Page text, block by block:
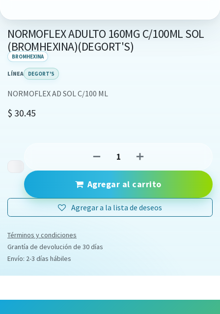
NORMOFLEX ADULTO 160MG C/100ML SOL
(BROMHEXINA)(DEGORT'S)
BROMHEXINA
LÍNEA DEGORT'S
NORMOFLEX AD SOL C/100 ML
$ 30.45
Agregar al carrito
Agregar a la lista de deseos
Términos y condiciones
Grantía de devolución de 30 días
Envío: 2-3 días hábiles